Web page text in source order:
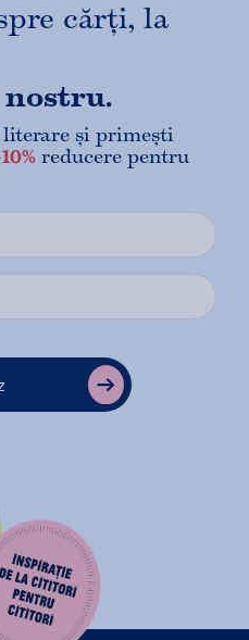
cărți, la
literare și primești
reducere pentru